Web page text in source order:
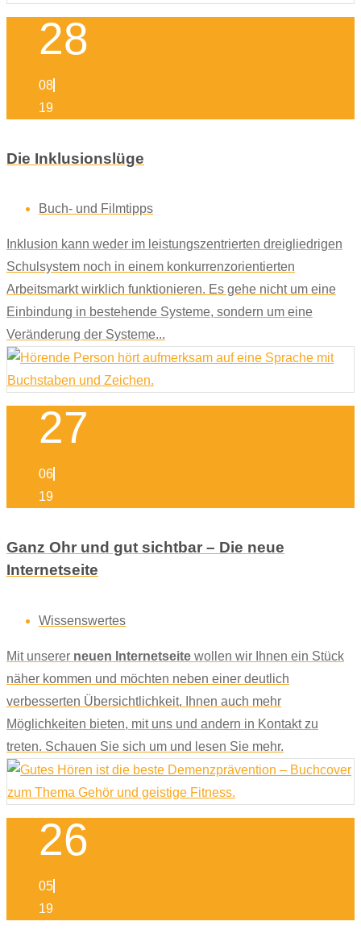
28
08
19
Die Inklusionslüge
Buch- und Filmtipps
Inklusion kann weder im leistungszentrierten dreigliedrigen
Schulsystem noch in einem konkurrenzorientierten
Arbeitsmarkt wirklich funktionieren. Es gehe nicht um eine
Einbindung in bestehende Systeme, sondern um eine
Veränderung der Systeme...
27
06
19
Ganz Ohr und gut sichtbar – Die neue
Internetseite
Wissenswertes
Mit unserer neuen Internetseite wollen wir Ihnen ein Stück
näher kommen und möchten neben einer deutlich
verbesserten Übersichtlichkeit, Ihnen auch mehr
Möglichkeiten bieten, mit uns und andern in Kontakt zu
treten. Schauen Sie sich um und lesen Sie mehr.
26
05
19